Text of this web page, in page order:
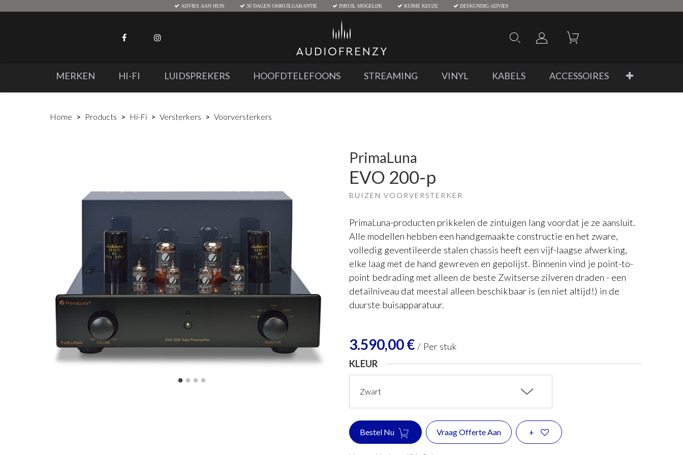
ADVIES AAN HUIS 30 DAGEN OMRUILGARANTIE INRUIL MOGELIJK RUIME KEUZE DESKUNDIG ADVIES
MERKEN HI-FI LUIDSPREKERS HOOFDTELEFOONS STREAMING VINYL KABELS ACCESSOIRES
Home Products Hi-Fi Versterkers Voorversterkers
PrimaLuna
EVO 200-p
BUIZEN VOORVERSTERKER
PrimaLuna-producten prikkelen de zintuigen lang voordat je ze aansluit.
Alle modellen hebben een handgemaakte constructie en het zware,
volledig geventileerde stalen chassis heeft een vijf-laagse afwerking,
elke laag met de hand gewreven en gepolijst. Binnenin vind je point-to-
point bedrading met alleen de beste Zwitserse zilveren draden - een
detailniveau dat meestal alleen beschikbaar is (en niet altijd!) in de
duurste buisapparatuur.
3.590,00€ / Per stuk
KLEUR
Bestel Nu Vraag Offerte Aan +